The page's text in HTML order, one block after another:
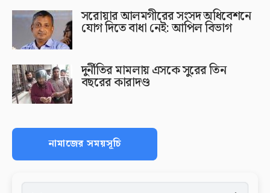
সরোয়ার আলমগীরের সংসদ অধিবেশনে
যোগ দিতে বাধা নেই: আপিল বিভাগ
দুর্নীতির মামলায় এসকে সুরের তিন
বছরের কারাদণ্ড
নামাজের সময়সূচি